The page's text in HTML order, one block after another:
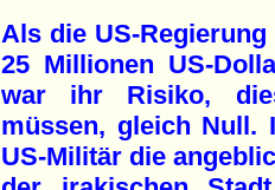
Als die US-
25 Millionen US-
war ihr Risiko,
müssen, gleich Null.
US-Militär die